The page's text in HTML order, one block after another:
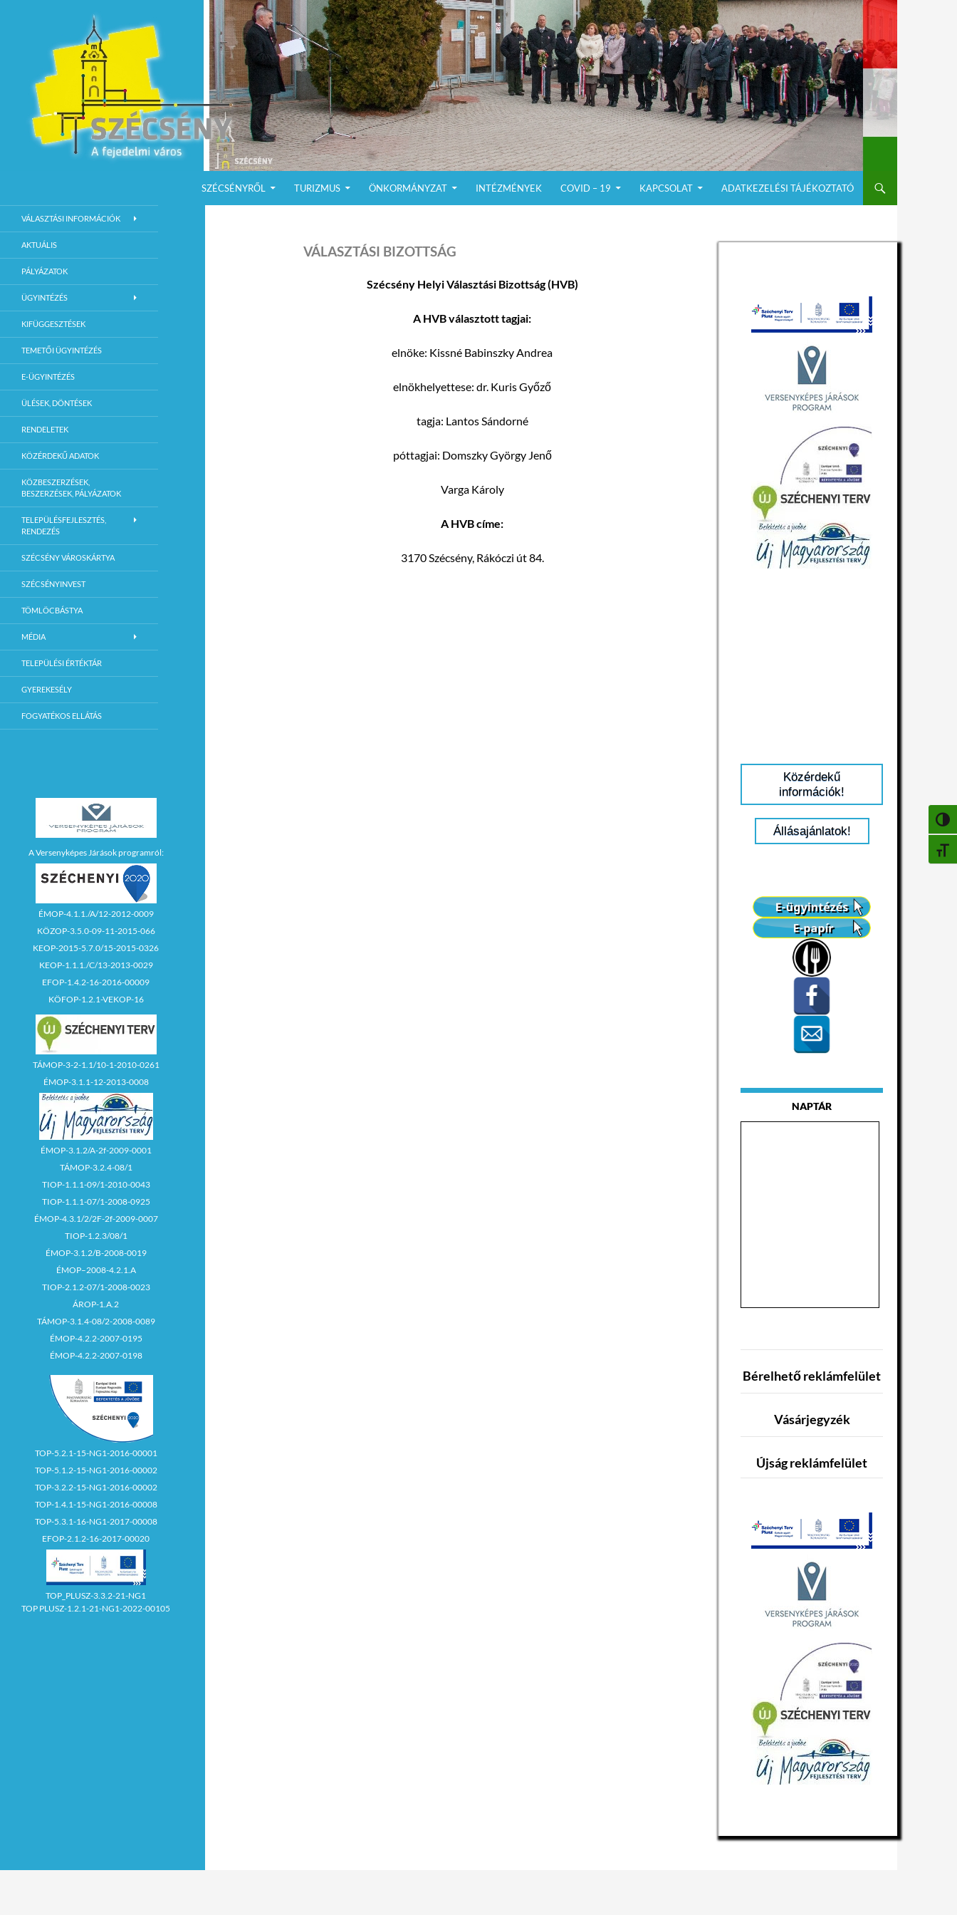
SZÉCSÉNYRŐL
TURIZMUS ÖNKORMÁNYZAT INTÉZMÉNYEK COVID – 19 KAPCSOLAT ADATKEZELÉSI TÁJÉKOZTATÓ
VÁLASZTÁSI BIZOTTSÁG
Szécsény Helyi Választási Bizottság (HVB)
A HVB választott tagjai:
elnöke: Kissné Babinszky Andrea
elnökhelyettese: dr. Kuris Győző
tagja: Lantos Sándorné
póttagjai: Domszky György Jenő
Varga Károly
A HVB címe:
3170 Szécsény, Rákóczi út 84.
Közérdekű
információk!
Állásajánlatok!
NAPTÁR
Bérelhető reklámfelület
Vásárjegyzék
Újság reklámfelület
Szécsény Város Hivatalos Weboldala
VÁLASZTÁSI INFORMÁCIÓK
AKTUÁLIS
PÁLYÁZATOK
ÜGYINTÉZÉS
KIFÜGGESZTÉSEK
TEMETŐI ÜGYINTÉZÉS
E-ÜGYINTÉZÉS
ÜLÉSEK, DÖNTÉSEK
RENDELETEK
KÖZÉRDEKŰ ADATOK
KÖZBESZERZÉSEK,
BESZERZÉSEK, PÁLYÁZATOK
TELEPÜLÉSFEJLESZTÉS,
RENDEZÉS
SZÉCSÉNY VÁROSKÁRTYA
SZÉCSÉNYINVEST
TÖMLÖCBÁSTYA
MÉDIA
TELEPÜLÉSI ÉRTÉKTÁR
GYEREKESÉLY
FOGYATÉKOS ELLÁTÁS
A Versenyképes Járások programról:
ÉMOP-4.1.1./A/12-2012-0009
KÖZOP-3.5.0-09-11-2015-066
KEOP-2015-5.7.0/15-2015-0326
KEOP-1.1.1./C/13-2013-0029
EFOP-1.4.2-16-2016-00009
KÖFOP-1.2.1-VEKOP-16
TÁMOP-3-2-1.1/10-1-2010-0261
ÉMOP-3.1.1-12-2013-0008
ÉMOP-3.1.2/A-2f-2009-0001
TÁMOP-3.2.4-08/1
TIOP-1.1.1-09/1-2010-0043
TIOP-1.1.1-07/1-2008-0925
ÉMOP-4.3.1/2/2F-2f-2009-0007
TIOP-1.2.3/08/1
ÉMOP-3.1.2/B-2008-0019
ÉMOP–2008-4.2.1.A
TIOP-2.1.2-07/1-2008-0023
ÁROP-1.A.2
TÁMOP-3.1.4-08/2-2008-0089
ÉMOP-4.2.2-2007-0195
ÉMOP-4.2.2-2007-0198
TOP-5.2.1-15-NG1-2016-00001
TOP-5.1.2-15-NG1-2016-00002
TOP-3.2.2-15-NG1-2016-00002
TOP-1.4.1-15-NG1-2016-00008
TOP-5.3.1-16-NG1-2017-00008
EFOP-2.1.2-16-2017-00020
TOP_PLUSZ-3.3.2-21-NG1
TOP PLUSZ-1.2.1-21-NG1-2022-00105